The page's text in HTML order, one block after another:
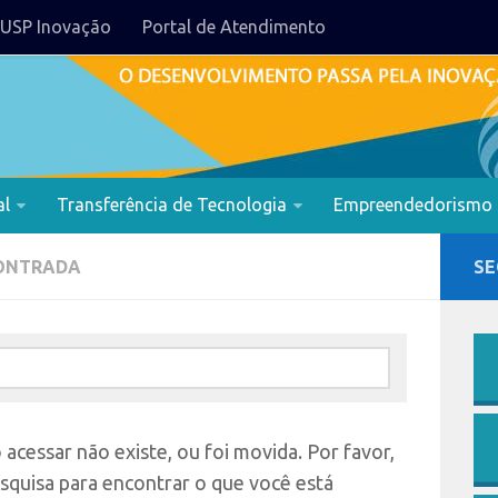
Inovação Portal de Atendimento
Transferência de Tecnologia Empreendedorismo
não existe, ou foi movida. Por favor,
para encontrar o que você está